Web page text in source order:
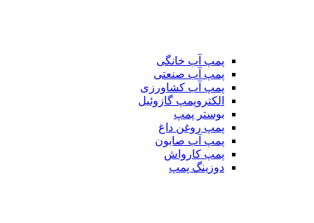
پمپ آب خانگی
پمپ آب صنعتی
پمپ آب کشاورزی
الکتروپمپ گازوئیل
بوستر پمپ
پمپ روغن داغ
پمپ آب صابون
پمپ کارواش
دوزینگ پمپ